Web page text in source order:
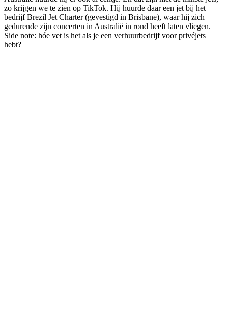
zo krijgen we te zien op TikTok. Hij huurde daar een jet bij het
bedrijf Brezil Jet Charter (gevestigd in Brisbane), waar hij zich
gedurende zijn concerten in Australië in rond heeft laten vliegen.
Side note: hóe vet is het als je een verhuurbedrijf voor privéjets
hebt?